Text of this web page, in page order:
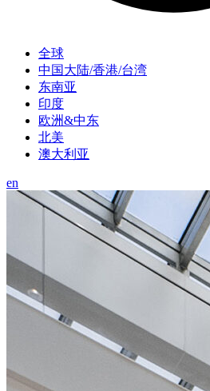
全球
中国大陆/香港/台湾
东南亚
印度
欧洲&中东
北美
澳大利亚
en